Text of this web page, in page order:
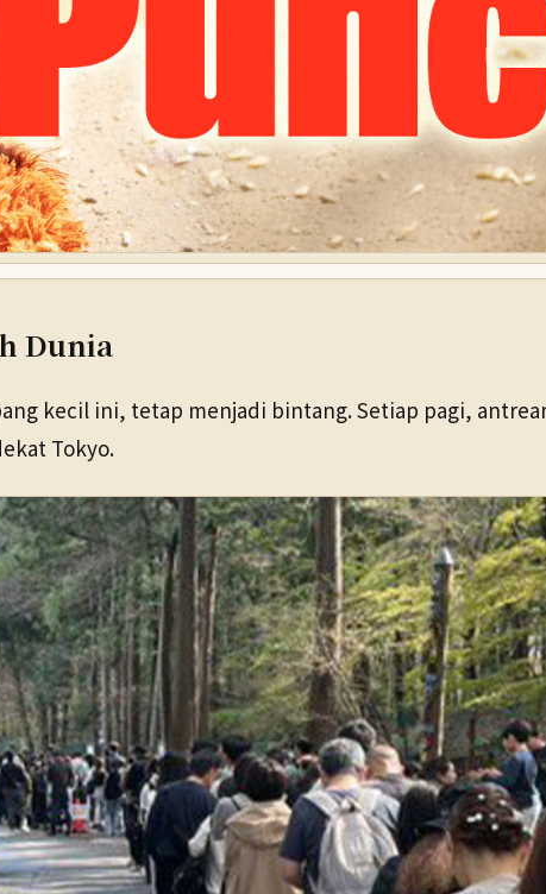
Dunia
kecil ini, tetap menjadi bintang. Setiap pagi,
Tokyo.